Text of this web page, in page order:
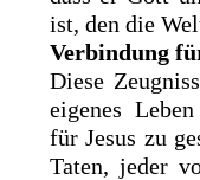
ist, den die
Verbindung
Diese
eigenes
für Jesus zu
Taten, jeder